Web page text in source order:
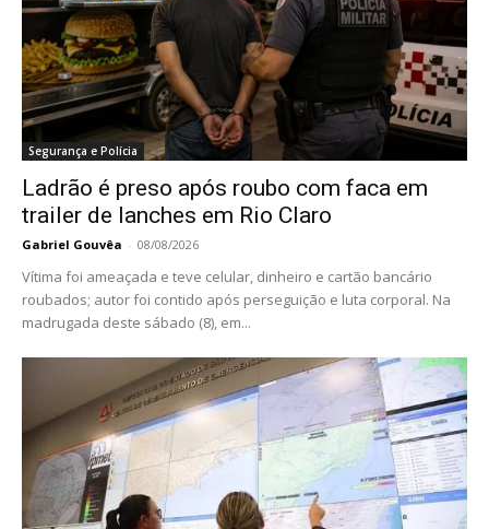
Segurança e Polícia
Ladrão é preso após roubo com faca em
trailer de lanches em Rio Claro
Gabriel Gouvêa - 08/08/2026
Vítima foi ameaçada e teve celular, dinheiro e cartão bancário
roubados; autor foi contido após perseguição e luta corporal. Na
madrugada deste sábado (8), em...